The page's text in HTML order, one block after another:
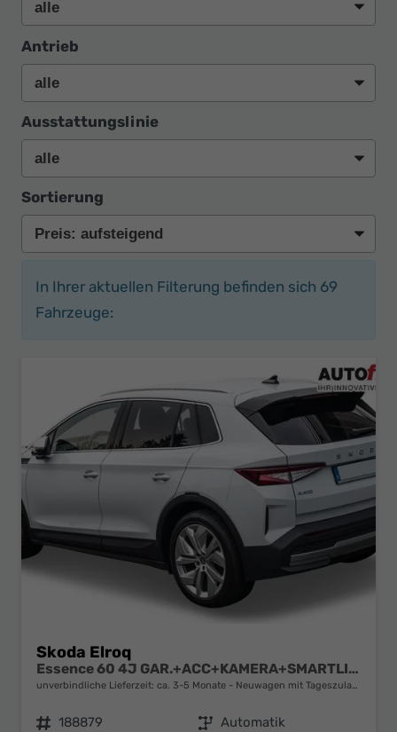
Antrieb
Ausstattungslinie
Sortierung
In Ihrer aktuellen Filterung befinden sich 69
Fahrzeuge:
Skoda Elroq
Essence 60 4J GAR.+ACC+KAMERA+SMARTLINK+KLIMA+LED
unverbindliche Lieferzeit: ca. 3-5 Monate Neuwagen mit Tageszulassung
Fahrzeugnr. 188879 Getriebe Automatik